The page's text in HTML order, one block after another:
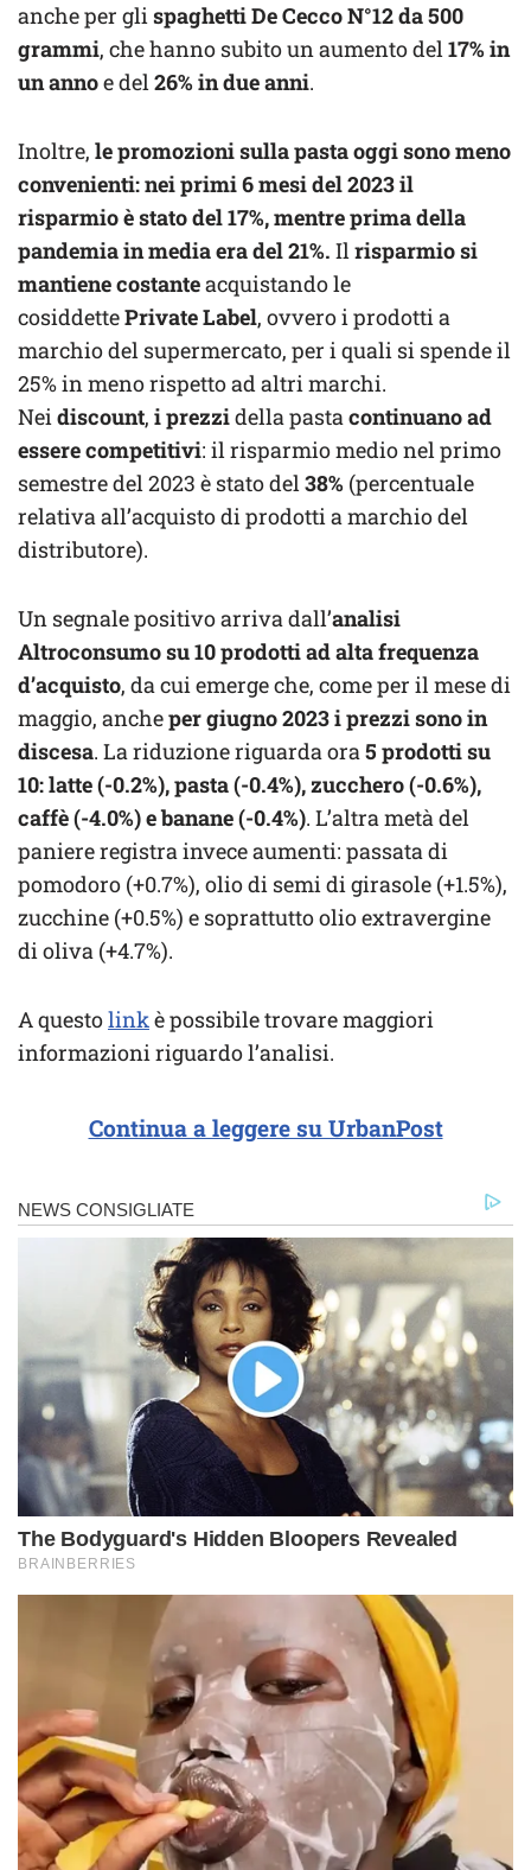
anche per glispaghetti De Cecco N°12 da 500
grammi, che hanno subito un aumento del17%in
un annoe del26% in due anni.
Inoltre, le promozioni sulla pasta oggi sono meno
convenienti: nei primi 6 mesi del 2023 il
risparmioèstato del 17%, mentre prima della
pandemia in media era del 21%. Ilrisparmio si
mantiene costanteacquistando le
cosiddettePrivate Label, ovvero i prodotti a
marchio del supermercato, per i quali si spende il
25% in meno rispetto ad altri marchi.
Neidiscount, i prezzidella pastacontinuano ad
essere competitivi: il risparmio medio nel primo
semestre del 2023 è stato del38% (percentuale
relativa all’acquisto di prodotti a marchio del
distributore).
Un segnale positivo arriva dall’analisi
Altroconsumo su 10 prodotti ad alta frequenza
d’acquisto, da cui emerge che, come per il mese di
maggio, ancheper giugno 2023 i prezzi sono in
discesa. La riduzione riguarda ora5 prodotti su
10: latte (-0.2%), pasta (-0.4%), zucchero (-0.6%),
caffè (-4.0%) e banane (-0.4%). L’altra metà del
paniere registra invece aumenti: passata di
pomodoro (+0.7%), olio di semi di girasole (+1.5%),
zucchine (+0.5%) e soprattutto olio extravergine
di oliva (+4.7%).
A questolinkè possibile trovare maggiori
informazioni riguardo l’analisi.
Continua a leggere su UrbanPost